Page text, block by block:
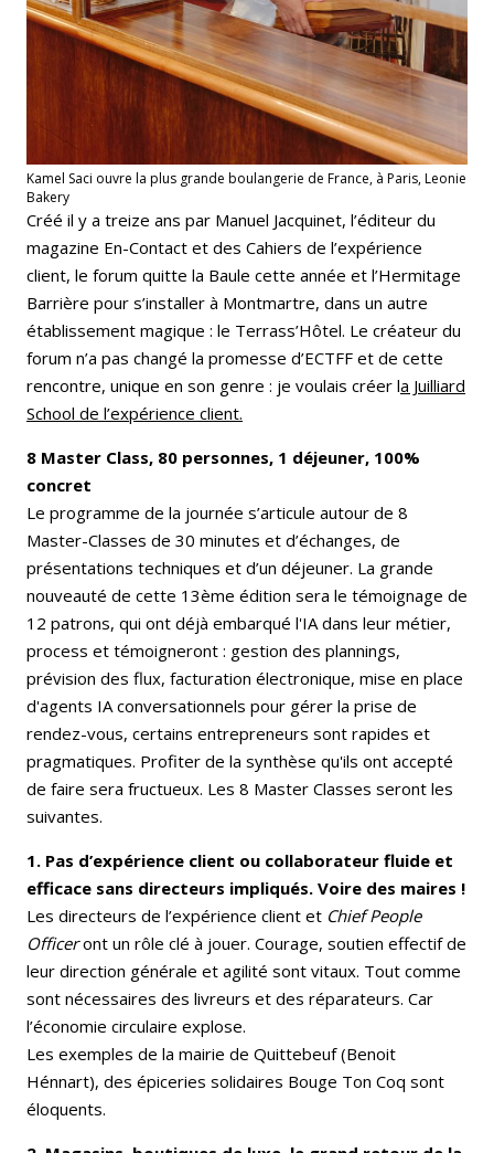
Kamel Saci ouvre la plus grande boulangerie de France, à Paris, Leonie
Bakery
Créé il y a treize ans par Manuel Jacquinet, l’éditeur du
magazine En-Contact et des Cahiers de l’expérience
client, le forum quitte la Baule cette année et l’Hermitage
Barrière pour s’installer à Montmartre, dans un autre
établissement magique : le Terrass’Hôtel. Le créateur du
forum n’a pas changé la promesse d’ECTFF et de cette
rencontre, unique en son genre : je voulais créer la Juilliard
School de l’expérience client.
8 Master Class, 80 personnes, 1 déjeuner, 100%
concret
Le programme de la journée s’articule autour de 8
Master-Classes de 30 minutes et d’échanges, de
présentations techniques et d’un déjeuner. La grande
nouveauté de cette 13ème édition sera le témoignage de
12 patrons, qui ont déjà embarqué l'IA dans leur métier,
process et témoigneront : gestion des plannings,
prévision des flux, facturation électronique, mise en place
d'agents IA conversationnels pour gérer la prise de
rendez-vous, certains entrepreneurs sont rapides et
pragmatiques. Profiter de la synthèse qu'ils ont accepté
de faire sera fructueux. Les 8 Master Classes seront les
suivantes.
1. Pas d’expérience client ou collaborateur fluide et
efficace sans directeurs impliqués. Voire des maires !
Les directeurs de l’expérience client et Chief People
Officeront un rôle clé à jouer. Courage, soutien effectif de
leur direction générale et agilité sont vitaux. Tout comme
sont nécessaires des livreurs et des réparateurs. Car
l’économie circulaire explose.
Les exemples de la mairie de Quittebeuf (Benoit
Hénnart), des épiceries solidaires Bouge Ton Coq sont
éloquents.